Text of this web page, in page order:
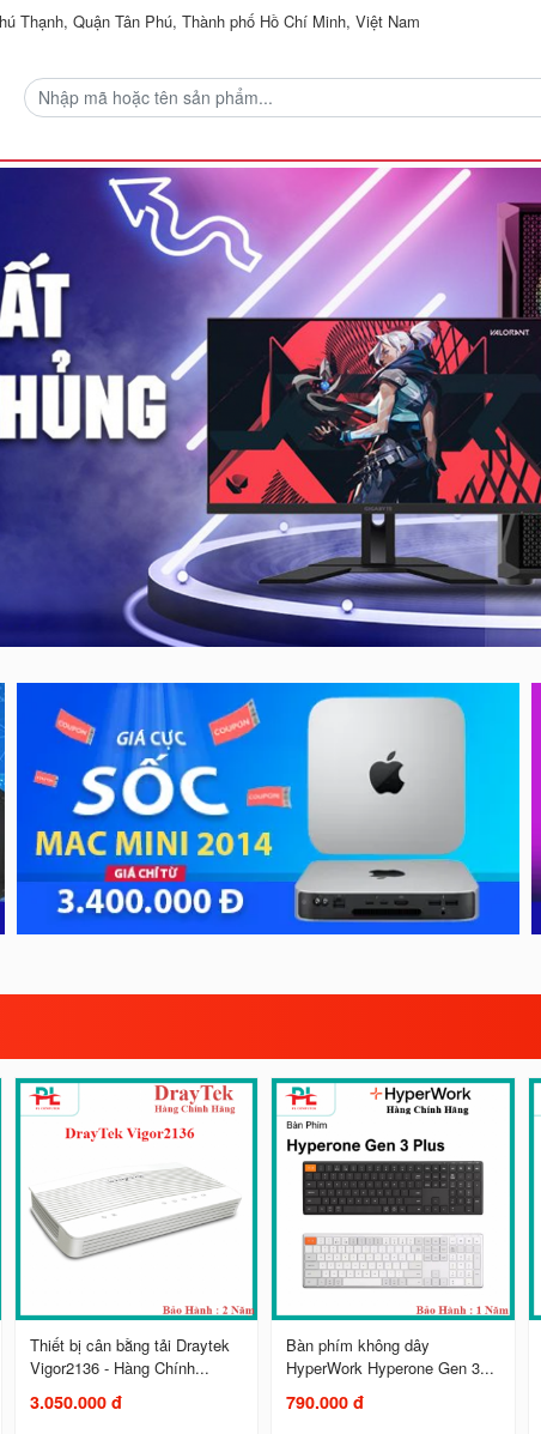
Thạnh, Quận Tân Phú, Thành phố Hồ Chí Minh, Việt Nam
Thiết bị cân bằng tải Draytek
Vigor2136 - Hàng Chính...
3.050.000 đ
Bàn phím không dây
HyperWork Hyperone Gen 3...
790.000 đ